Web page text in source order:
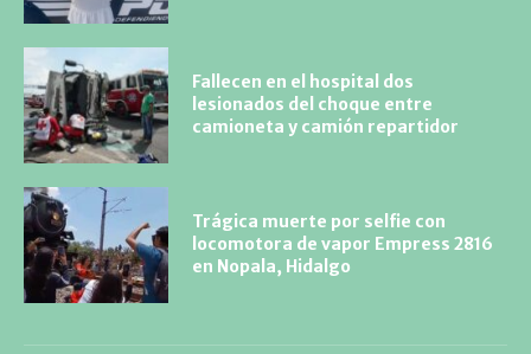
Fallecen en el hospital dos
lesionados del choque entre
camioneta y camión repartidor
Trágica muerte por selfie con
locomotora de vapor Empress 2816
en Nopala, Hidalgo